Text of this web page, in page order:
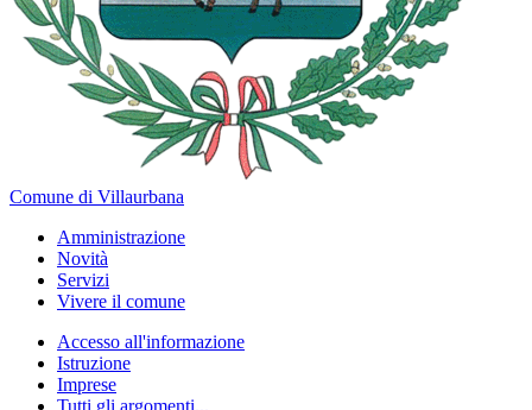
Comune di Villaurbana
Amministrazione
Novità
Servizi
Vivere il comune
Accesso all'informazione
Istruzione
Imprese
Tutti gli argomenti...